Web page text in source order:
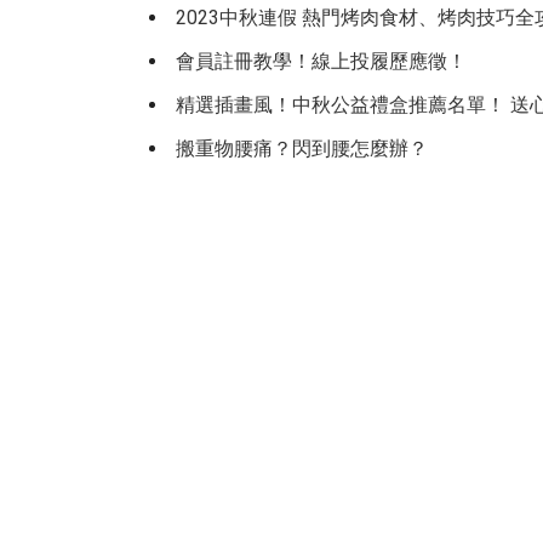
2023中秋連假 熱門烤肉食材、烤肉技巧全
會員註冊教學！線上投履歷應徵！
精選插畫風！中秋公益禮盒推薦名單！ 送
搬重物腰痛？閃到腰怎麼辦？